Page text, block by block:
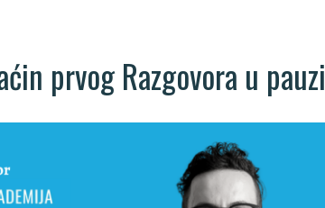
prvog Razgovora u pauzi